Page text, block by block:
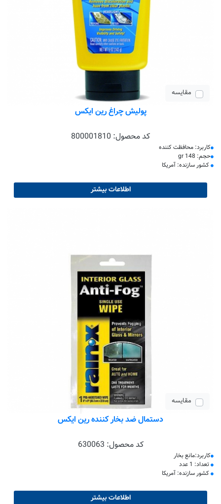
مقایسه
پولیش چراغ رین ایکس
کد محصول: 800001810
کاربرد: محافظت کننده
حجم: 148 gr
کشور سازنده: آمریکا
اطلاعات بیشتر
مقایسه
دستمال ضد بخار کننده رین ایکس
کد محصول: 630063
کاربرد:مانع بخار
تعداد: 1 عدد
کشور سازنده: آمریکا
اطلاعات بیشتر